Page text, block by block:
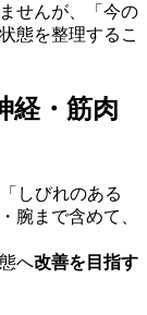
せんが、「今の
態を整理するこ
経・筋肉
しびれのある
腕まで含めて、
へ改善を目指す